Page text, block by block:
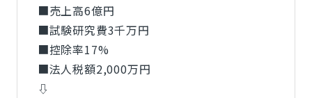
■売上高6億円
■試験研究費3千万円
■控除率17%
■法人税額2,000万円
⇩